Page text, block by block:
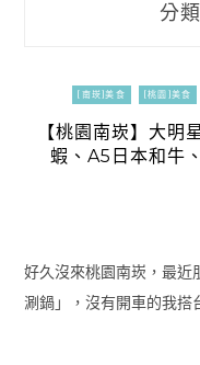
分
[南崁]美食 [桃園]美食
【桃園南崁】大
蝦、A5日本和牛
好久沒來桃園南崁，最近
涮鍋」，沒有開車的我